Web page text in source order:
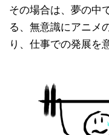
その場合は、夢の中
る、無意識にアニメ
り、仕事での発展を